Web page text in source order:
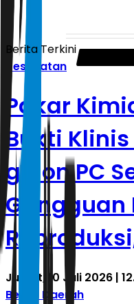
Berita Terkini
Kesehatan
Pakar
Bukti
galon PC
Gangguan
Jumat, 10 Juli 2026 |
Berita Daerah